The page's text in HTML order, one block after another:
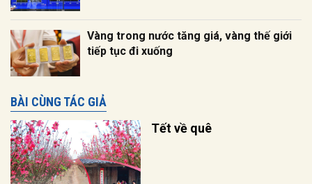
Vàng trong nước tăng giá, vàng thế giới
tiếp tục đi xuống
BÀI CÙNG TÁC GIẢ
Tết về quê